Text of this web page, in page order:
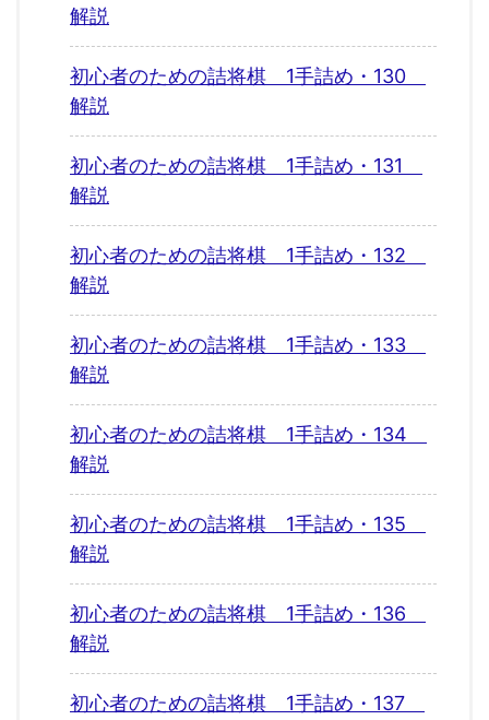
解説
初心者のための詰将棋 1手詰め・130
解説
初心者のための詰将棋 1手詰め・131
解説
初心者のための詰将棋 1手詰め・132
解説
初心者のための詰将棋 1手詰め・133
解説
初心者のための詰将棋 1手詰め・134
解説
初心者のための詰将棋 1手詰め・135
解説
初心者のための詰将棋 1手詰め・136
解説
初心者のための詰将棋 1手詰め・137